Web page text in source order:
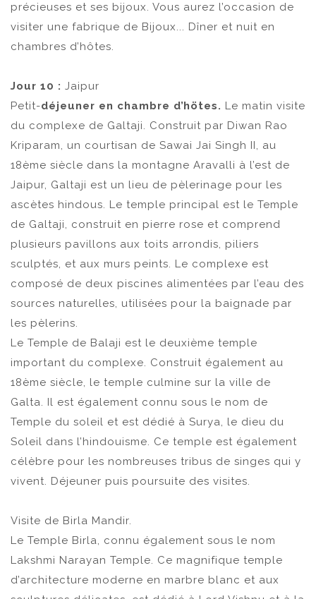
précieuses et ses bijoux. Vous aurez l’occasion de
visiter une fabrique de Bijoux... Dîner et nuit en
chambres d’hôtes.
Jour 10 : Jaipur
Petit-déjeuner en chambre d’hötes. Le matin visite
du complexe de Galtaji. Construit par Diwan Rao
Kriparam, un courtisan de Sawai Jai Singh II, au
18ème siècle dans la montagne Aravalli à l’est de
Jaipur, Galtaji est un lieu de pèlerinage pour les
ascètes hindous. Le temple principal est le Temple
de Galtaji, construit en pierre rose et comprend
plusieurs pavillons aux toits arrondis, piliers
sculptés, et aux murs peints. Le complexe est
composé de deux piscines alimentées par l’eau des
sources naturelles, utilisées pour la baignade par
les pèlerins.
Le Temple de Balaji est le deuxième temple
important du complexe. Construit également au
18ème siècle, le temple culmine sur la ville de
Galta. Il est également connu sous le nom de
Temple du soleil et est dédié à Surya, le dieu du
Soleil dans l’hindouisme. Ce temple est également
célèbre pour les nombreuses tribus de singes qui y
vivent. Déjeuner puis poursuite des visites.
Visite de Birla Mandir.
Le Temple Birla, connu également sous le nom
Lakshmi Narayan Temple. Ce magnifique temple
d’architecture moderne en marbre blanc et aux